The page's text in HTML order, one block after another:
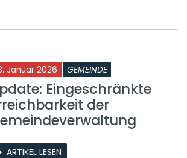
Januar 2026 GEMEINDE
Eingeschränkte
der
ARTIKEL LESEN